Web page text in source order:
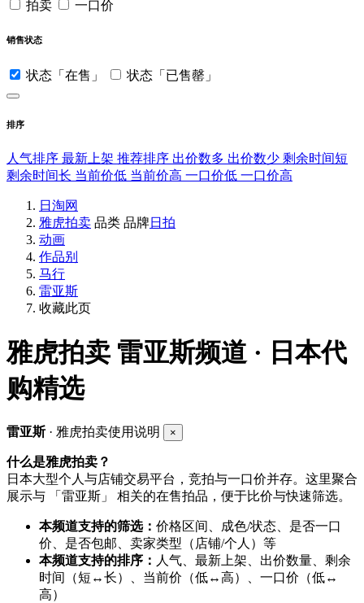
拍卖 一口价
销售状态
状态「在售」 状态「已售罄」
排序
人气排序 最新上架 推荐排序 出价数多 出价数少 剩余时间短
剩余时间长 当前价低 当前价高 一口价低 一口价高
日淘网
雅虎拍卖 品类 品牌日拍
动画
作品别
马行
雷亚斯
收藏此页
雅虎拍卖 雷亚斯频道 · 日本代
购精选
雷亚斯· 雅虎拍卖使用说明 ×
什么是雅虎拍卖？
日本大型个人与店铺交易平台，竞拍与一口价并存。这里聚合
展示与 「雷亚斯」 相关的在售拍品，便于比价与快速筛选。
本频道支持的筛选： 价格区间、成色/状态、是否一口
价、是否包邮、卖家类型（店铺/个人）等
本频道支持的排序： 人气、最新上架、出价数量、剩余
时间（短↔长）、当前价（低↔高）、一口价（低↔
高）